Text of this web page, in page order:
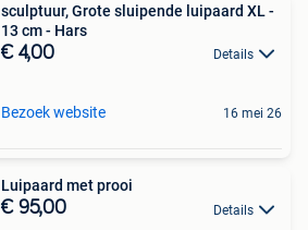
sculptuur, Grote sluipende luipaard XL -
13 cm - Hars
€ 4,00 Details
Bezoek website 16 mei 26
Luipaard met prooi
€ 95,00 Details